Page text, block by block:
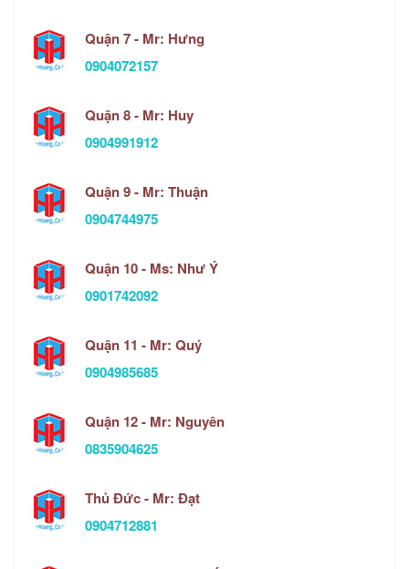
Quận 7 - Mr: Hưng
0904072157
Quận 8 - Mr: Huy
0904991912
Quận 9 - Mr: Thuận
0904744975
Quận 10 - Ms: Như Ý
0901742092
Quận 11 - Mr: Quý
0904985685
Quận 12 - Mr: Nguyên
0835904625
Thủ Đức - Mr: Đạt
0904712881